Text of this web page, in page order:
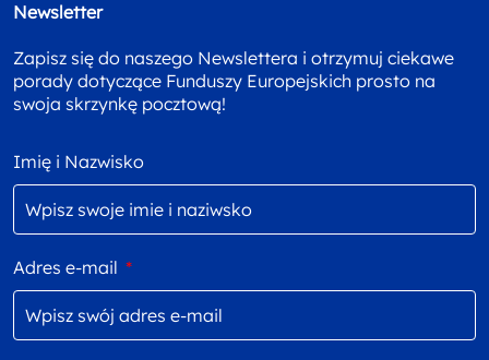
Newsletter
Zapisz się do naszego Newslettera i otrzymuj ciekawe
porady dotyczące Funduszy Europejskich prosto na
swoja skrzynkę pocztową!
Imię i Nazwisko
Adres e-mail *